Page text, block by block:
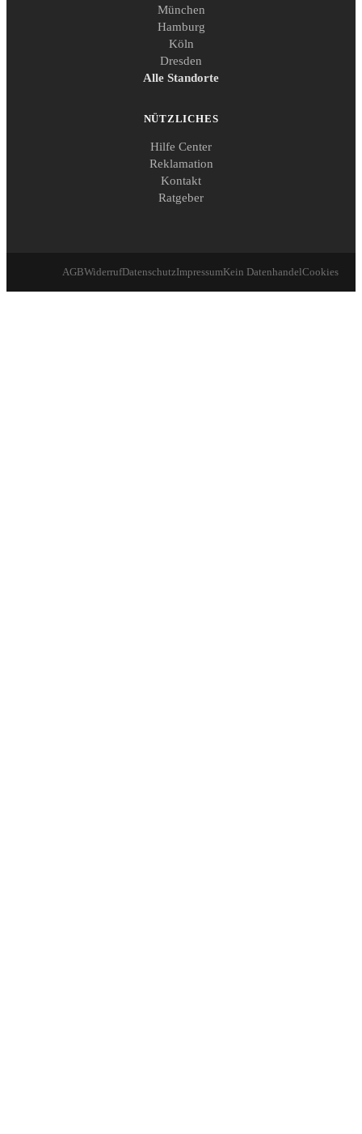
München
Hamburg
Köln
Dresden
Alle Standorte
NÜTZLICHES
Hilfe Center
Reklamation
Kontakt
Ratgeber
AGBWiderrufDatenschutzImpressumKein DatenhandelCookies